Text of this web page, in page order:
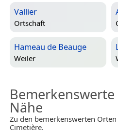
Vallier
Ortschaft
Hameau de Beauge
Weiler
Nähe
Zu den bemerkenswerten
Cimetière.